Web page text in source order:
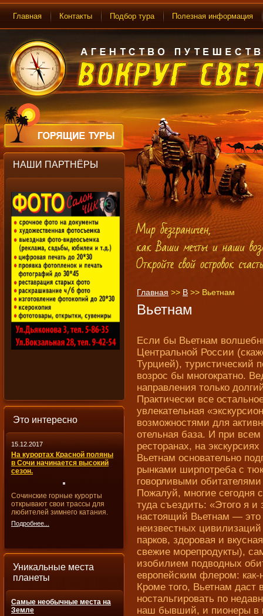
Главная Контакты Подбор тура Полезная информация
Главная >> В >> Вьетнам
Вьетнам
Если бы Вьетнам
Центральной России
Турцией), туристический
возрос бы многократно.
направления только
Практически все
увлекательная
возможностями для
отельная база. И при
ресторанах, на
Вьетнам основательно
рынками ширпотреба с
говорливыми
Пожалуй, многие сегодня
туда съездить: «Этого я
настоящий Вьетнам —
неизвестных
парков, здоровая и
свежие морепродукты),
изобилием подводных
европейским флером:
Кроме того, Вьетнам даст
ностальгировать по
наш бывший, и пионеры в
НАШИ ПАРТНЁРЫ
Это интересно
15.12.2017
На курортах Красной поляны
в Сочи начинается высокий
сезон.
Сочинские горные курорты
открывают свои трассы для
любителей зимнего катания.
Подробнее...
Уникальные места
планеты
Самые необычные места на
Земле